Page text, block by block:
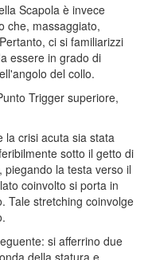
Scapola è invece
che, massaggiato,
ci si familiarizzi
essere in grado di
del collo.
Trigger superiore,
la crisi acuta sia stata
sotto il getto di
la testa verso il
coinvolto si porta in
Tale stretching coinvolge
si afferrino due
della statura e